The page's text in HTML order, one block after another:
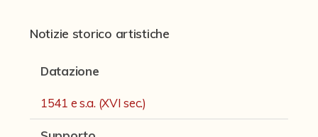
Stampe
Strumenti Musicali
Notizie storico artistiche
Datazione
1541 e s.a. (XVI sec.)